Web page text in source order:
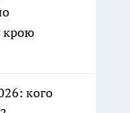
крою
кого